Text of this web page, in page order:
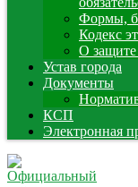
Формы,
Кодекс
О
Устав города
Документы
КСП
Электронная